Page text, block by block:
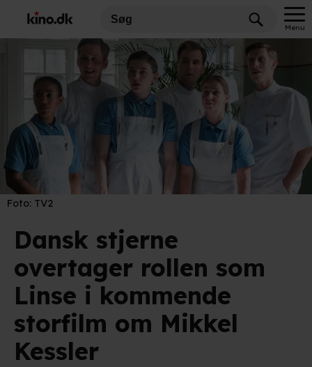
Menu
Foto: TV2
Dansk stjerne
overtager rollen som
Linse i kommende
storfilm om Mikkel
Kessler